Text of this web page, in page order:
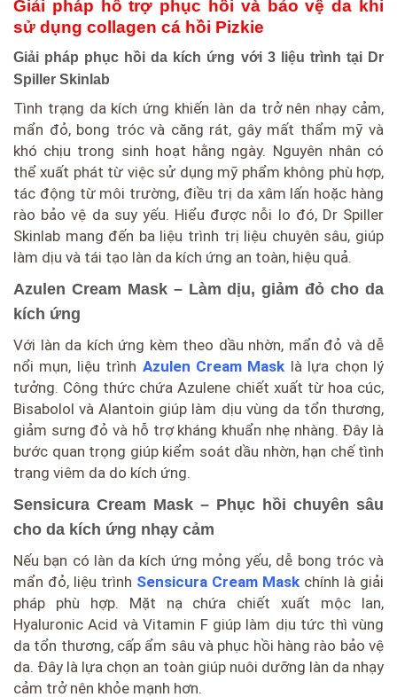
Giải pháp hỗ trợ phục hồi và bảo vệ da khi
sử dụng collagen cá hồi Pizkie
Giải pháp phục hồi da kích ứng với 3 liệu trình tại Dr
Spiller Skinlab
Tình trạng da kích ứng khiến làn da trở nên nhạy cảm,
mẩn đỏ, bong tróc và căng rát, gây mất thẩm mỹ và
khó chịu trong sinh hoạt hằng ngày. Nguyên nhân có
thể xuất phát từ việc sử dụng mỹ phẩm không phù hợp,
tác động từ môi trường, điều trị da xâm lấn hoặc hàng
rào bảo vệ da suy yếu. Hiểu được nỗi lo đó, Dr Spiller
Skinlab mang đến ba liệu trình trị liệu chuyên sâu, giúp
làm dịu và tái tạo làn da kích ứng an toàn, hiệu quả.
Azulen Cream Mask – Làm dịu, giảm đỏ cho da
kích ứng
Với làn da kích ứng kèm theo dầu nhờn, mẩn đỏ và dễ
nổi mụn, liệu trình Azulen Cream Mask là lựa chọn lý
tưởng. Công thức chứa Azulene chiết xuất từ hoa cúc,
Bisabolol và Alantoin giúp làm dịu vùng da tổn thương,
giảm sưng đỏ và hỗ trợ kháng khuẩn nhẹ nhàng. Đây là
bước quan trọng giúp kiểm soát dầu nhờn, hạn chế tình
trạng viêm da do kích ứng.
Sensicura Cream Mask – Phục hồi chuyên sâu
cho da kích ứng nhạy cảm
Nếu bạn có làn da kích ứng mỏng yếu, dễ bong tróc và
mẩn đỏ, liệu trình Sensicura Cream Mask chính là giải
pháp phù hợp. Mặt nạ chứa chiết xuất mộc lan,
Hyaluronic Acid và Vitamin F giúp làm dịu tức thì vùng
da tổn thương, cấp ẩm sâu và phục hồi hàng rào bảo vệ
da. Đây là lựa chọn an toàn giúp nuôi dưỡng làn da nhạy
cảm trở nên khỏe mạnh hơn.